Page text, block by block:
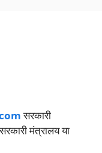
सरकारी
मंत्रालय या